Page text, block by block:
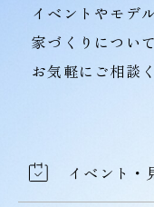
イベントやモデ
家づくりについ
お気軽にご相談
イベント・